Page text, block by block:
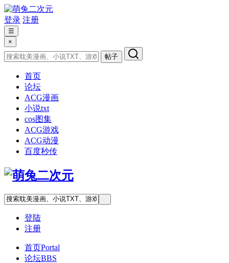
登录 注册
☰
×
帖子
首页
论坛
ACG漫画
小说txt
cos图集
ACG游戏
ACG动漫
百度秒传
登陆
注册
首页Portal
论坛BBS